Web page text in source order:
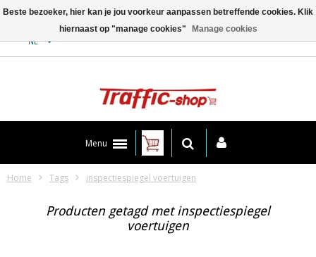
NL
Menu
Home Tags inspectiespiegel voertuigen
Producten getagd met inspectiespiegel
voertuigen
Beste bezoeker, hier kan je jou voorkeur aanpassen betreffende cookies. Klik
hiernaast op "manage cookies"
Manage cookies